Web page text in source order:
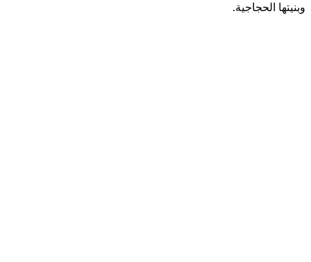
وبنيتها الحجاجية.